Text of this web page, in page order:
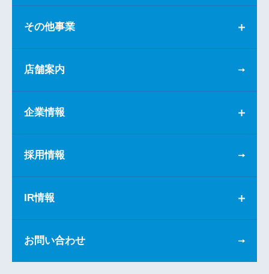
その他事業
店舗案内
企業情報
採用情報
IR情報
お問い合わせ